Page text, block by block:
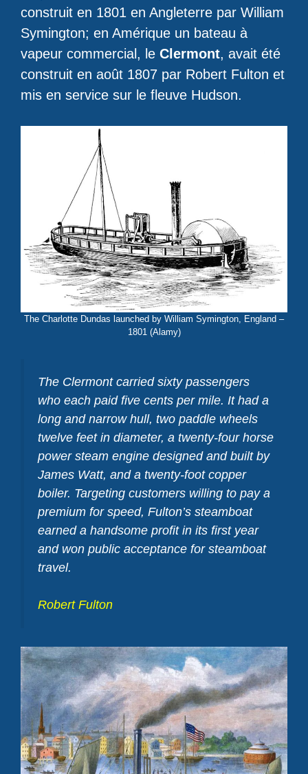
construit en 1801 en Angleterre par William
Symington; en Amérique un bateau à
vapeur commercial, le Clermont, avait été
construit en août 1807 par Robert Fulton et
mis en service sur le fleuve Hudson.
The Charlotte Dundas launched by William Symington, England –
1801 (Alamy)
The Clermont carried sixty passengers
who each paid five cents per mile. It had a
long and narrow hull, two paddle wheels
twelve feet in diameter, a twenty-four horse
power steam engine designed and built by
James Watt, and a twenty-foot copper
boiler. Targeting customers willing to pay a
premium for speed, Fulton’s steamboat
earned a handsome profit in its first year
and won public acceptance for steamboat
travel.
Robert Fulton